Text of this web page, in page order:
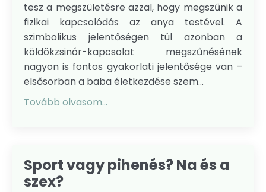
tesz a megszületésre azzal, hogy megszűnik a
fizikai kapcsolódás az anya testével. A
szimbolikus jelentőségen túl azonban a
köldökzsinór-kapcsolat megszűnésének
nagyon is fontos gyakorlati jelentősége van –
elsősorban a baba életkezdése szem...
Tovább olvasom...
Sport vagy pihenés? Na és a
szex?